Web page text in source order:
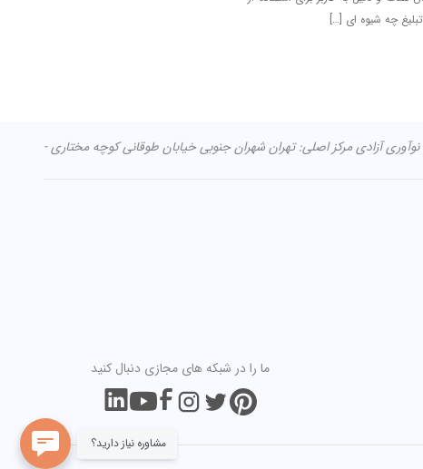
چه شیوه ای […]
مشاوره نیاز دارید؟
ما را در شبکه های مجازی دنبال کنید